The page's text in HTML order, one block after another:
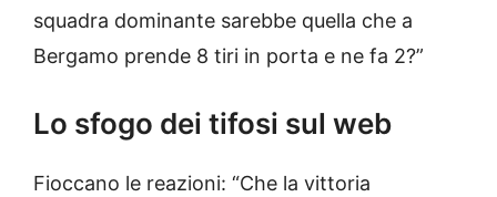
squadra dominante sarebbe quella che a
Bergamo prende 8 tiri in porta e ne fa 2?”
Lo sfogo dei tifosi sul web
Fioccano le reazioni: “Che la vittoria